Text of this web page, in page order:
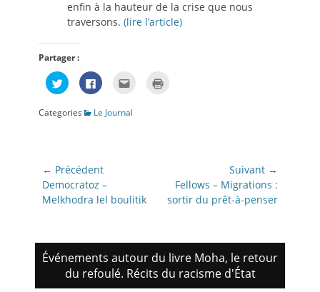
enfin à la hauteur de la crise que nous
traversons. (lire l’article)
Partager :
Cliquez
pour
partager
sur
Twitter(ouvre
Cliquez
pour
sur
Facebook(ouvre
Cliquez
par
e-
Categories Le Journal
Navigation
de
l’article
← Précédent
Article
précédent:
Democratoz –
Melkhodra lel boulitik
Suivant →
Article
suivant:
Fellows – Migrations :
sortir du prêt-à-penser
Événements autour du livre Moha, le retour
du refoulé. Récits du racisme d'État